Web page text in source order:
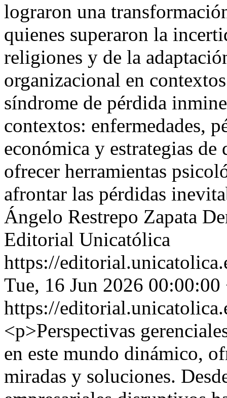
lograron una
quienes superaron la
religiones y de la
organizacional en
síndrome de pérdida
contextos: enfermedades,
económica y estrategias
ofrecer herramientas
afrontar las pérdidas
Ángelo Restrepo Zapata
Editorial Unicatólica
https://
Tue, 16 Jun 2026 00:00:00
https://
<p>Perspectivas
en este mundo dinámico,
miradas y soluciones.